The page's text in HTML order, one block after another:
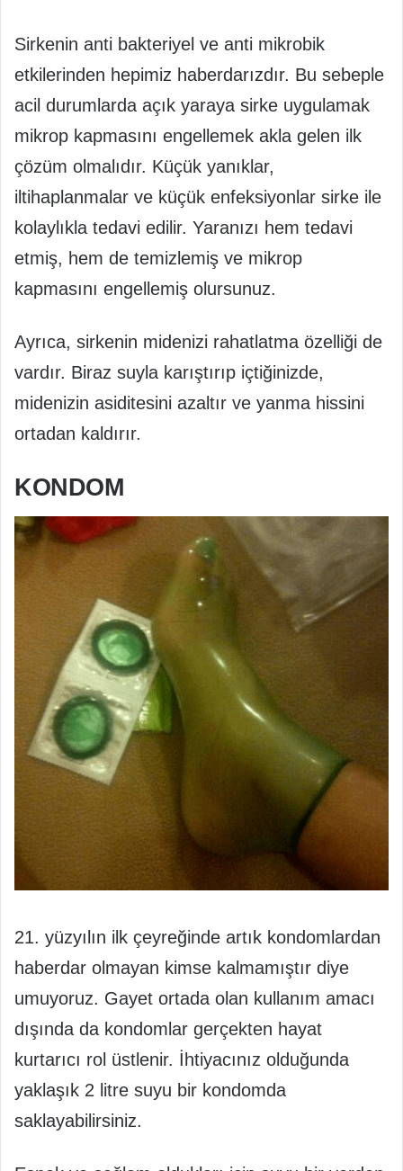
Sirkenin anti bakteriyel ve anti mikrobik
etkilerinden hepimiz haberdarızdır. Bu sebeple
acil durumlarda açık yaraya sirke uygulamak
mikrop kapmasını engellemek akla gelen ilk
çözüm olmalıdır. Küçük yanıklar,
iltihaplanmalar ve küçük enfeksiyonlar sirke ile
kolaylıkla tedavi edilir. Yaranızı hem tedavi
etmiş, hem de temizlemiş ve mikrop
kapmasını engellemiş olursunuz.
Ayrıca, sirkenin midenizi rahatlatma özelliği de
vardır. Biraz suyla karıştırıp içtiğinizde,
midenizin asiditesini azaltır ve yanma hissini
ortadan kaldırır.
KONDOM
21. yüzyılın ilk çeyreğinde artık kondomlardan
haberdar olmayan kimse kalmamıştır diye
umuyoruz. Gayet ortada olan kullanım amacı
dışında da kondomlar gerçekten hayat
kurtarıcı rol üstlenir. İhtiyacınız olduğunda
yaklaşık 2 litre suyu bir kondomda
saklayabilirsiniz.